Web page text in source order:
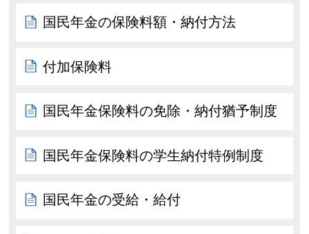
国民年金の保険料額・納付方法
付加保険料
国民年金保険料の免除・納付猶予制度
国民年金保険料の学生納付特例制度
国民年金の受給・給付